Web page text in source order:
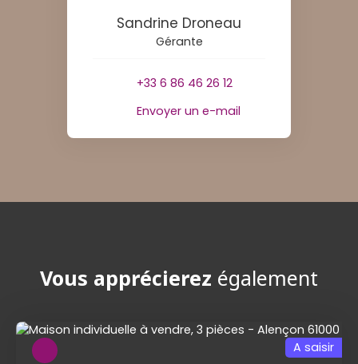
Sandrine Droneau
Gérante
+33 6 86 46 26 12
Envoyer un e-mail
Vous apprécierez également
A saisir